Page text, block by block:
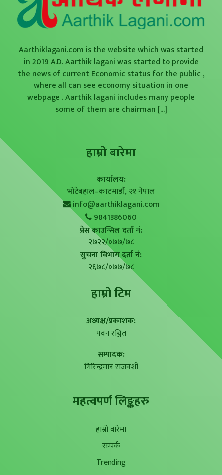
Aarthiklagani.com is the website which was started
in 2019 A.D. Aarthik lagani was started to provide
the news of current Economic status for the public ,
where all can see economy situation in one
webpage . Aarthik lagani includes many people
some of them are chairman [...]
हाम्राे बारेमा
कार्यालय:
भोटेबहाल–काठमाडौं, २१ नेपाल
info@aarthiklagani.com
9841886060
प्रेस काउन्सिल दर्ता नं:
२७२२/०७७/७८
सुचना विभाग दर्ता नं:
२६७८/०७७/७८
हाम्राे टिम
अध्यक्ष/प्रकाशक:
पवन रञ्जित
सम्पादक:
गिरिन्द्रमान राजवंशी
महत्वपर्ण लिङ्कहरु
हाम्रो बारेमा
सम्पर्क
Trending